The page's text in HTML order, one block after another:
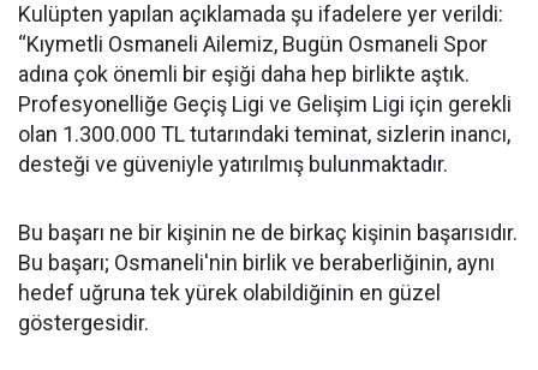
Kulüpten yapılan açıklamada şu ifadelere yer verildi:
“Kıymetli Osmaneli Ailemiz, Bugün Osmaneli Spor
adına çok önemli bir eşiği daha hep birlikte aştık.
Profesyonelliğe Geçiş Ligi ve Gelişim Ligi için gerekli
olan 1.300.000 TL tutarındaki teminat, sizlerin inancı,
desteği ve güveniyle yatırılmış bulunmaktadır.
Bu başarı ne bir kişinin ne de birkaç kişinin başarısıdır.
Bu başarı; Osmaneli'nin birlik ve beraberliğinin, aynı
hedef uğruna tek yürek olabildiğinin en güzel
göstergesidir.